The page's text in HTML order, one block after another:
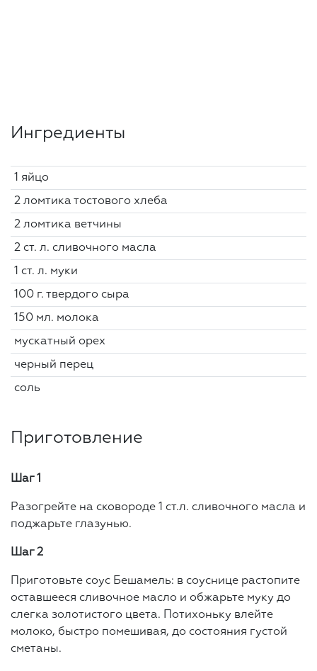
Ингредиенты
1 яйцо
2 ломтика тостового хлеба
2 ломтика ветчины
2 ст. л. сливочного масла
1 ст. л. муки
100 г. твердого сыра
150 мл. молока
мускатный орех
черный перец
соль
Приготовление
Шаг 1
Разогрейте на сковороде 1 ст.л. сливочного масла и
поджарьте глазунью.
Шаг 2
Приготовьте соус Бешамель: в соуснице растопите
оставшееся сливочное масло и обжарьте муку до
слегка золотистого цвета. Потихоньку влейте
молоко, быстро помешивая, до состояния густой
сметаны.